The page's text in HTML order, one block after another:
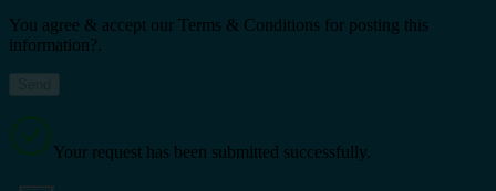
You agree & accept our Terms & Conditions for posting this
information?.
Your request has been submitted successfully.